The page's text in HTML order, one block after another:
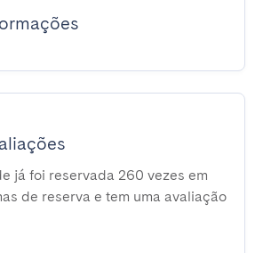
já foi reservada 260 vezes em
de reserva e tem uma avaliação